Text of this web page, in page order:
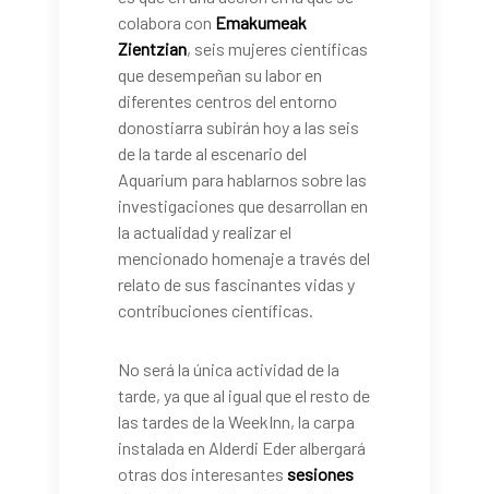
colabora con Emakumeak
Zientzian, seis mujeres científicas
que desempeñan su labor en
diferentes centros del entorno
donostiarra subirán hoy a las seis
de la tarde al escenario del
Aquarium para hablarnos sobre las
investigaciones que desarrollan en
la actualidad y realizar el
mencionado homenaje a través del
relato de sus fascinantes vidas y
contribuciones científicas.
No será la única actividad de la
tarde, ya que al igual que el resto de
las tardes de la WeekInn, la carpa
instalada en Alderdi Eder albergará
otras dos interesantes sesiones